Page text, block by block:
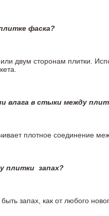
фаска?
двум сторонам плитки.
влага в стыки между
плотное соединение
плитки запах?
быть запах, как от любого